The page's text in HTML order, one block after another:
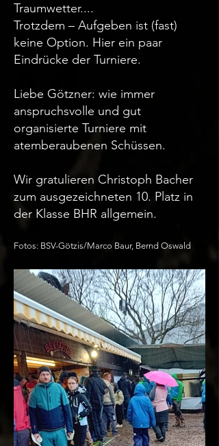
Traumwetter....
Trotzdem – Aufgeben ist (fast)
keine Option. Hier ein paar
Eindrücke der Turniere.
Liebe Götzner: wie immer
anspruchsvolle und gut
organisierte Turniere mit
atemberaubenen Schüssen.
Wir gratulieren Christoph Bacher
zum ausgezeichneten 10. Platz in
der Klasse BHR allgemein.
Fotos: BSV-Götzis/Marco Baur, Bernd Oswald